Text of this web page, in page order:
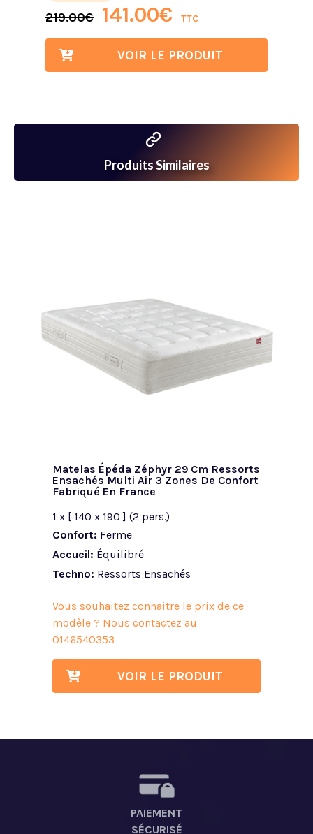
219.00€ 141.00€ TTC
VOIR LE PRODUIT
Produits Similaires
Matelas Épéda Zéphyr 29 Cm Ressorts
Ensachés Multi Air 3 Zones De Confort
Fabriqué En France
1 x [ 140 x 190 ] (2 pers.)
Confort: Ferme
Accueil: Équilibré
Techno: Ressorts Ensachés
Vous souhaitez connaitre le prix de ce
modèle ? Nous contactez au
0146540353
VOIR LE PRODUIT
PAIEMENT
SÉCURISÉ